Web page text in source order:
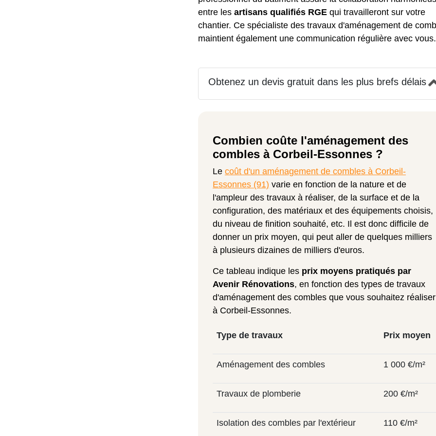
entre les artisans qualifiés RGE qui travailleront sur votre
chantier. Ce spécialiste des travaux d'aménagement de
maintient également une communication régulière avec vous.
Obtenez un devis gratuit dans les plus brefs délais
Combien coûte l'aménagement des
combles à Corbeil-Essonnes ?
Le coût d'un aménagement de combles à Corbeil-
Essonnes (91) varie en fonction de la nature et de
l'ampleur des travaux à réaliser, de la surface et de la
configuration, des matériaux et des équipements choisis,
du niveau de finition souhaité, etc. Il est donc difficile de
donner un prix moyen, qui peut aller de quelques milliers
à plusieurs dizaines de milliers d'euros.
Ce tableau indique les prix moyens pratiqués par
Avenir Rénovations, en fonction des types de travaux
d'aménagement des combles que vous souhaitez réaliser
à Corbeil-Essonnes.
Type de travaux Prix moyen
Aménagement des combles 1 000 €/m²
Travaux de plomberie 200 €/m²
Isolation des combles par l'extérieur 110 €/m²